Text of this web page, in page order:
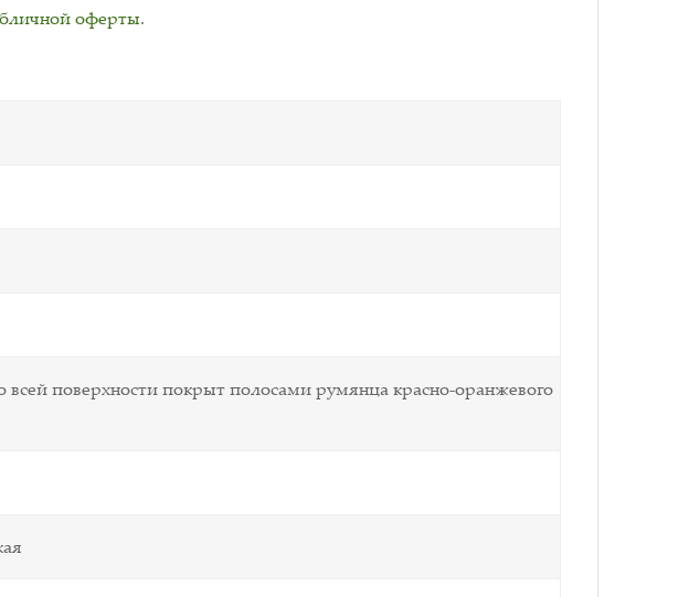
оферты.
поверхности покрыт полосами румянца красно-оранжевого